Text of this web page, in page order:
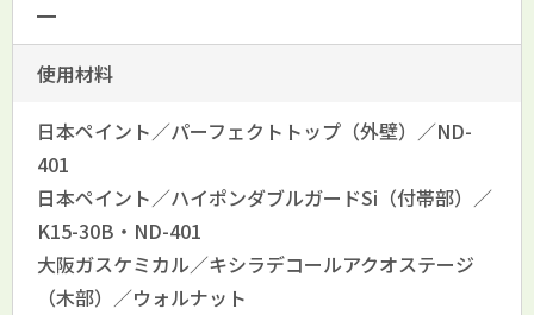
━
使用材料
日本ペイント／パーフェクトトップ（外壁）／ND-
401
日本ペイント／ハイポンダブルガードSi（付帯部）／
K15-30B・ND-401
大阪ガスケミカル／キシラデコールアクオステージ
（木部）／ウォルナット